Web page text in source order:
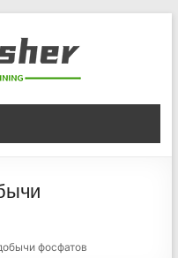
для
угля,
печного
фосфатов